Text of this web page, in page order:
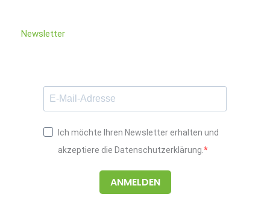
Newsletter
Ich möchte Ihren Newsletter erhalten und
akzeptiere die Datenschutzerklärung.
ANMELDEN